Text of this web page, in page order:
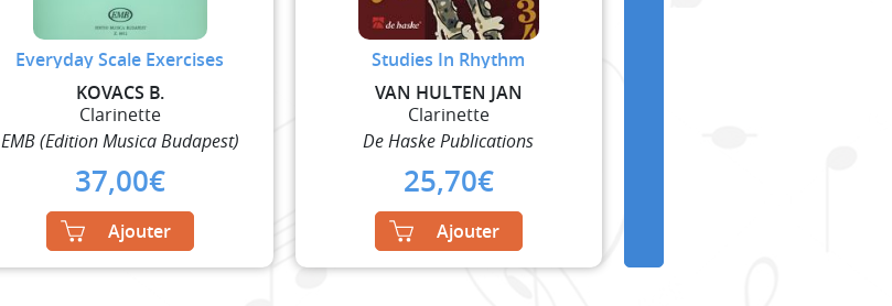
Everyday Scale Exercises
KOVACS B.
Clarinette
EMB (Edition Musica Budapest)
37,00€
Ajouter
Studies In Rhythm
VAN HULTEN JAN
Clarinette
De Haske Publications
25,70€
Ajouter